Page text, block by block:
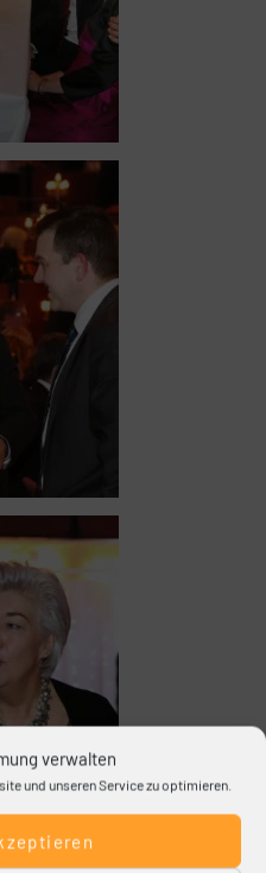
verwalten
und unseren Service zu optimieren.